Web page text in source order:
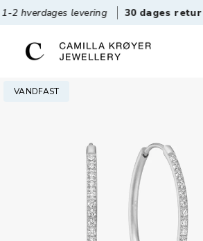
levering 30 dages retur & gratis
VANDFAST